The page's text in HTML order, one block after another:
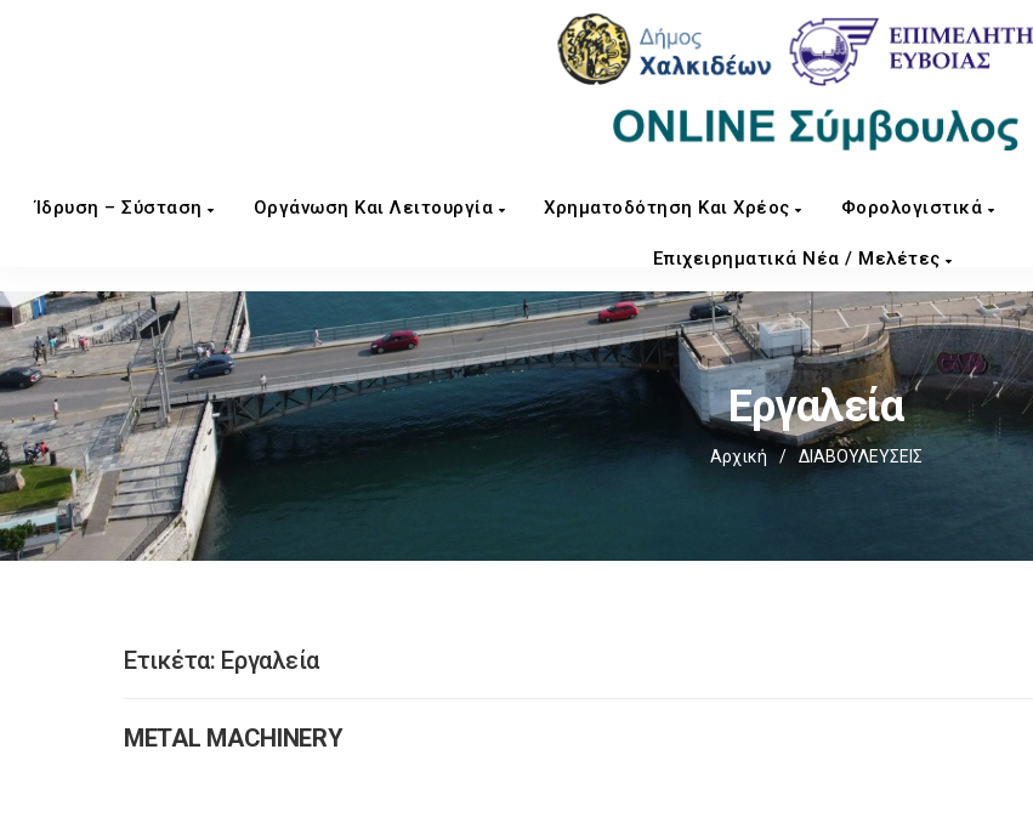
Ίδρυση – Σύσταση Οργάνωση Και Λειτουργία Χρηματοδότηση Και Χρέος Φορολογιστικά
Επιχειρηματικά Νέα / Μελέτες
Εργαλεία
Αρχική / ΔΙΑΒΟΥΛΕΥΣΕΙΣ
Ετικέτα: Εργαλεία
METAL MACHINERY